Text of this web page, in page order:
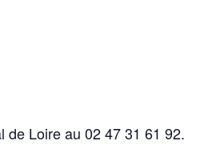
de Loire au 02 47 31 61 92.